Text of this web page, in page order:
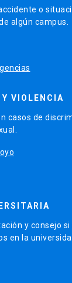
o
algún campus.
VIOLENCIA
casos de
y consejo si
en la